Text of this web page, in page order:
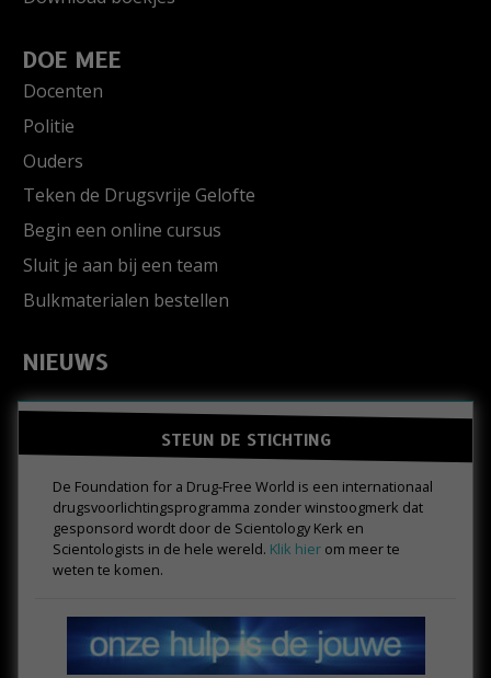
DOE MEE
Docenten
Politie
Ouders
Teken de Drugsvrije Gelofte
Begin een online cursus
Sluit je aan bij een team
Bulkmaterialen bestellen
NIEUWS
STEUN DE STICHTING
De Foundation for a Drug-Free World is een internationaal
drugs­voorlichtings­programma zonder winstoogmerk dat
gesponsord wordt door de Scientology Kerk en
Scientologists in de hele wereld. Klik hier om meer te
weten te komen.